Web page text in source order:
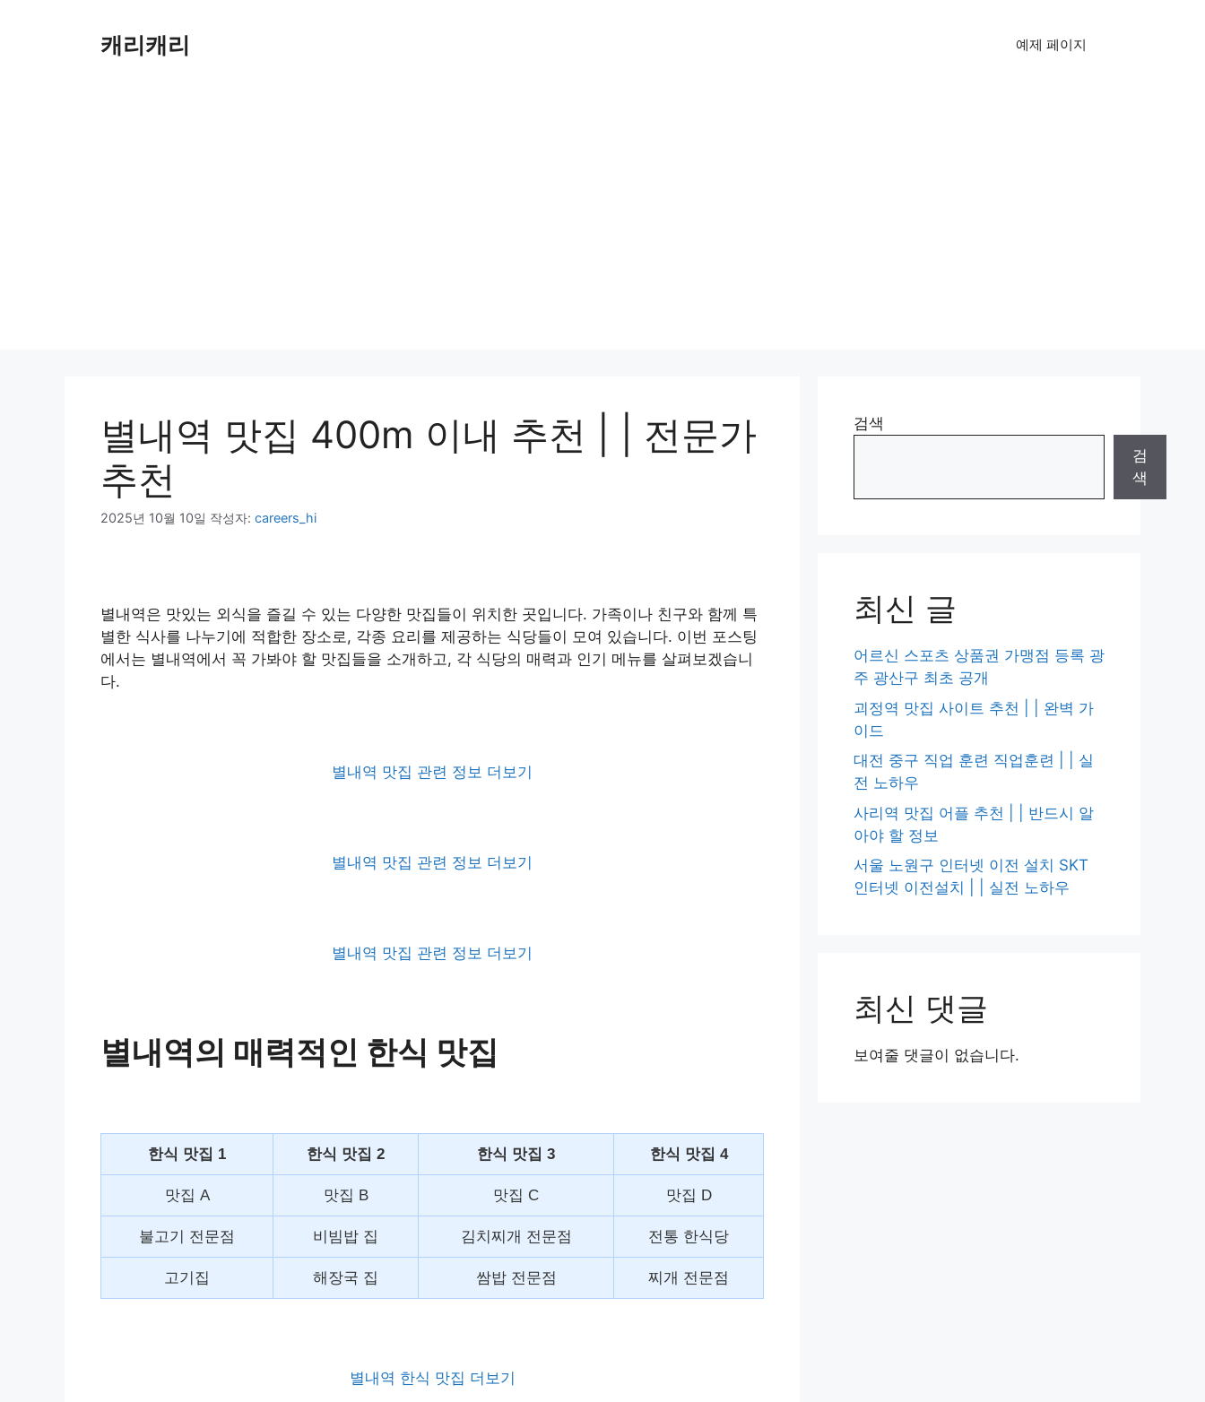
캐리캐리 예제 페이지
별내역 맛집 400m 이내 추천 | | 전문가
추천
2025년 10월 10일 작성자: careers_hi
별내역은 맛있는 외식을 즐길 수 있는 다양한 맛집들이 위치한 곳입니다. 가족이나 친구와 함께 특
별한 식사를 나누기에 적합한 장소로, 각종 요리를 제공하는 식당들이 모여 있습니다. 이번 포스팅
에서는 별내역에서 꼭 가봐야 할 맛집들을 소개하고, 각 식당의 매력과 인기 메뉴를 살펴보겠습니
다.
별내역 맛집 관련 정보 더보기
별내역 맛집 관련 정보 더보기
별내역 맛집 관련 정보 더보기
별내역의 매력적인 한식 맛집
한식 맛집 1 한식 맛집 2 한식 맛집 3 한식 맛집 4
맛집 A 맛집 B 맛집 C 맛집 D
불고기 전문점 비빔밥 집 김치찌개 전문점 전통 한식당
고기집 해장국 집 쌈밥 전문점 찌개 전문점
별내역 한식 맛집 더보기
검색
검
색
최신 글
어르신 스포츠 상품권 가맹점 등록 광
주 광산구 최초 공개
괴정역 맛집 사이트 추천 | | 완벽 가
이드
대전 중구 직업 훈련 직업훈련 | | 실
전 노하우
사리역 맛집 어플 추천 | | 반드시 알
아야 할 정보
서울 노원구 인터넷 이전 설치 SKT
인터넷 이전설치 | | 실전 노하우
최신 댓글
보여줄 댓글이 없습니다.